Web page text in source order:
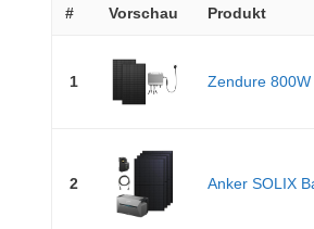
# Vorschau Produkt
1 Zendure 800W
2 Anker SOLIX